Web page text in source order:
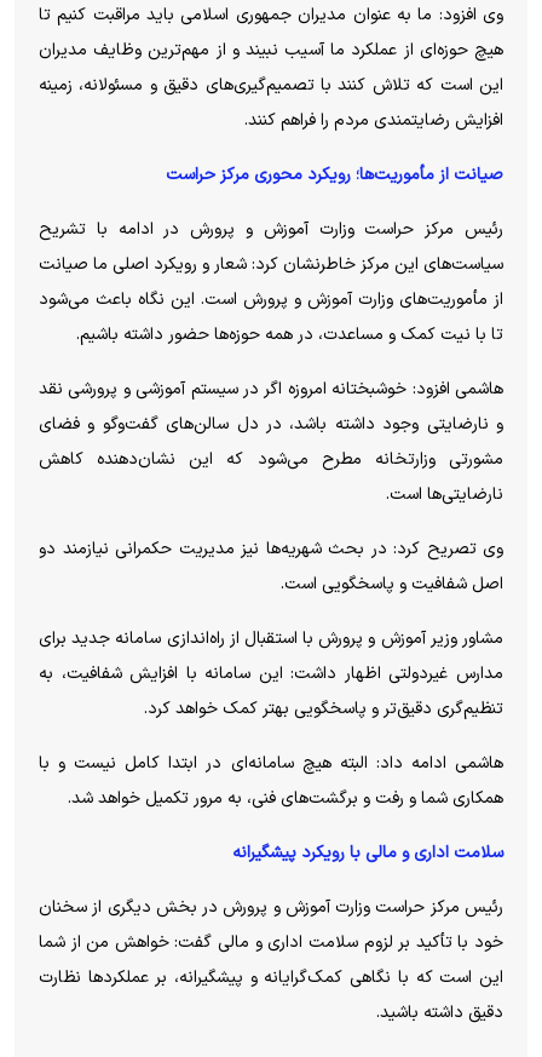
وی افزود: ما به عنوان مدیران جمهوری اسلامی باید مراقبت کنیم تا
هیچ حوزه‌ای از عملکرد ما آسیب نبیند و از مهم‌ترین وظایف مدیران
این است که تلاش کنند با تصمیم‌گیری‌های دقیق و مسئولانه، زمینه
افزایش رضایتمندی مردم را فراهم کنند.
صیانت از مأموریت‌ها؛ رویکرد محوری مرکز حراست
رئیس مرکز حراست وزارت آموزش و پرورش در ادامه با تشریح
سیاست‌های این مرکز خاطرنشان کرد: شعار و رویکرد اصلی ما صیانت
از مأموریت‌های وزارت آموزش و پرورش است. این نگاه باعث می‌شود
تا با نیت کمک و مساعدت، در همه حوزه‌ها حضور داشته باشیم.
هاشمی افزود: خوشبختانه امروزه اگر در سیستم آموزشی و پرورشی نقد
و نارضایتی وجود داشته باشد، در دل سالن‌های گفت‌و‌گو و فضای
مشورتی وزارتخانه مطرح می‌شود که این نشان‌دهنده کاهش
نارضایتی‌ها است.
وی تصریح کرد: در بحث شهریه‌ها نیز مدیریت حکمرانی نیازمند دو
اصل شفافیت و پاسخگویی است.
مشاور وزیر آموزش و پرورش با استقبال از راه‌اندازی سامانه جدید برای
مدارس غیردولتی اظهار داشت: این سامانه با افزایش شفافیت، به
تنظیم‌گری دقیق‌تر و پاسخگویی بهتر کمک خواهد کرد.
هاشمی ادامه داد: البته هیچ سامانه‌ای در ابتدا کامل نیست و با
همکاری شما و رفت و برگشت‌های فنی، به مرور تکمیل خواهد شد.
سلامت اداری و مالی با رویکرد پیشگیرانه
رئیس مرکز حراست وزارت آموزش و پرورش در بخش دیگری از سخنان
خود با تأکید بر لزوم سلامت اداری و مالی گفت: خواهش من از شما
این است که با نگاهی کمک‌گرایانه و پیشگیرانه، بر عملکرد‌ها نظارت
دقیق داشته باشید.